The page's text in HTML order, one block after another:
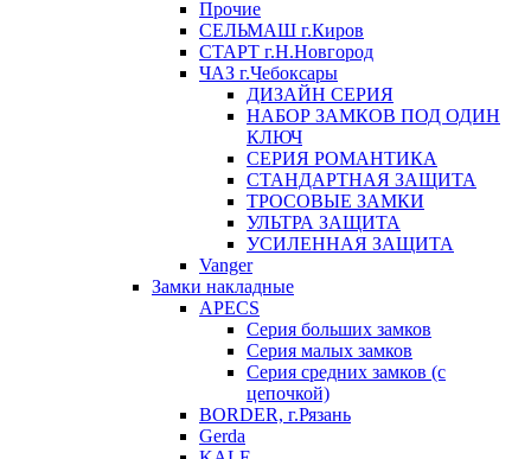
Прочие
СЕЛЬМАШ г.Киров
СТАРТ г.Н.Новгород
ЧАЗ г.Чебоксары
ДИЗАЙН СЕРИЯ
НАБОР ЗАМКОВ ПОД ОДИН
КЛЮЧ
СЕРИЯ РОМАНТИКА
СТАНДАРТНАЯ ЗАЩИТА
ТРОСОВЫЕ ЗАМКИ
УЛЬТРА ЗАЩИТА
УСИЛЕННАЯ ЗАЩИТА
Vanger
Замки накладные
APECS
Серия больших замков
Серия малых замков
Серия средних замков (с
цепочкой)
BORDER, г.Рязань
Gerda